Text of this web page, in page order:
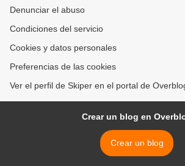
Denunciar el abuso
Condiciones del servicio
Cookies y datos personales
Preferencias de las cookies
Ver el perfil de Skiper en el portal de
Crear un blog en
Crear un blog